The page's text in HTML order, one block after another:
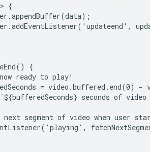
{
{
ready to play!
= video.buffered.end(0) -
seconds of
next segment of video when user